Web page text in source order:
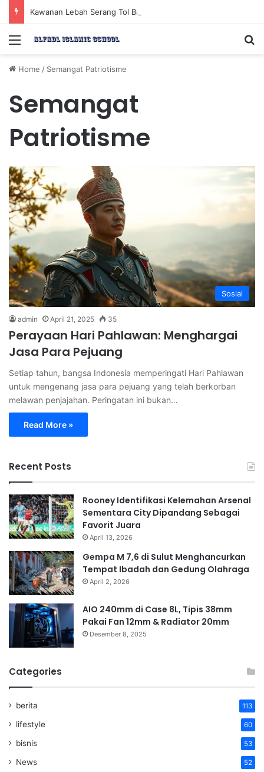
Menu
Home / Semangat Patriotisme
Semangat
Patriotisme
Sosial
admin April 21, 2025 35
Perayaan Hari Pahlawan: Menghargai
Jasa Para Pejuang
Setiap tahun, bangsa Indonesia memperingati Hari Pahlawan
untuk mengenang jasa para pejuang yang telah berkorban
melawan penjajahan. Peringatan ini bukan…
Read More »
Recent Posts
Rooney Identifikasi Kelemahan Arsenal
Sementara City Dipandang Sebagai
Favorit Juara
April 13, 2026
Gempa M 7,6 di Sulut Menghancurkan
Tempat Ibadah dan Gedung Olahraga
April 2, 2026
AIO 240mm di Case 8L, Tipis 38mm
Pakai Fan 12mm & Radiator 20mm
Desember 8, 2025
Categories
berita 113
lifestyle 60
bisnis 53
News 52